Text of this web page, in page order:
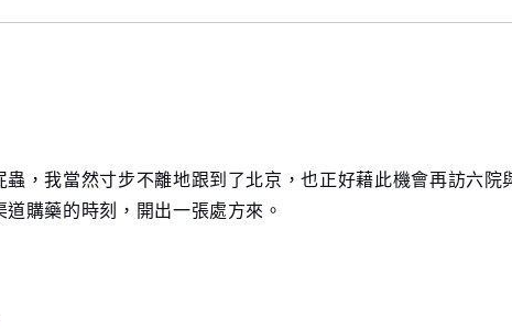
，我當然寸步不離地跟到了北京，也正好藉此機會再訪六院
購藥的時刻，開出一張處方來。